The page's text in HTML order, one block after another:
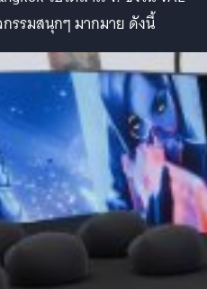
รรมสนุกๆ มากมาย ดังนี้